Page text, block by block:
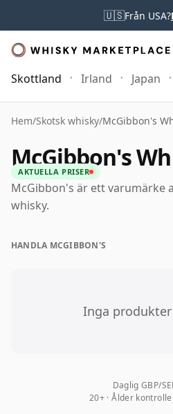
🇺🇸Från USA?
Skottland Irland Japan
Hem/Skotsk whisky/McGibbon's
McGibbon's
AKTUELLA PRISER
McGibbon's är ett varumärke
whisky.
HANDLA MCGIBBON'S
Inga
Daglig GBP/
20+ · Ålder